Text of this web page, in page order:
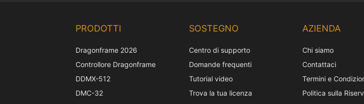
PRODOTTI
Dragonframe 2026
Controllore Dragonframe
DDMX-512
DMC-32
SOSTEGNO
Centro di supporto
Domande frequenti
Tutorial video
Trova la tua licenza
AZIENDA
Chi siamo
Contattaci
Termini e
Politica sulla